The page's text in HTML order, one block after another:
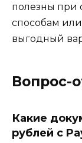
полезны при
способам
выгодный
Вопрос-
Какие
рублей с